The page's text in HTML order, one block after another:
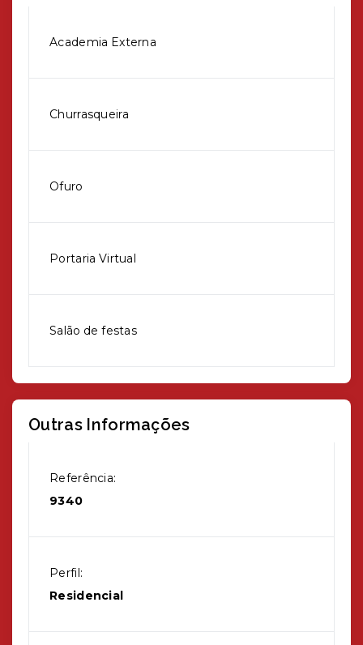
Academia Externa
Churrasqueira
Ofuro
Portaria Virtual
Salão de festas
Outras Informações
Referência:
9340
Perfil:
Residencial